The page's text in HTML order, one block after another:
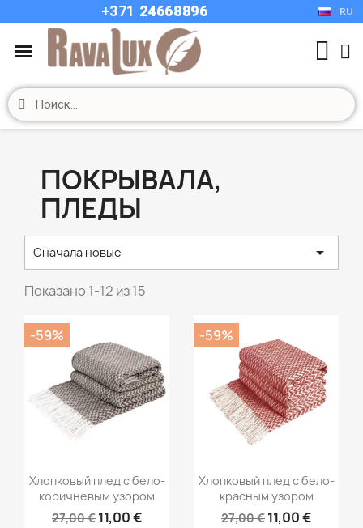
+371 24668896 RU
ПОКРЫВАЛА,
ПЛЕДЫ
Сначала новые 
Показано 1-12 из 15
Хлопковый плед с бело-
коричневым узором
27,00 € 11,00 €
-59%
Хлопковый плед с бело-
красным узором
27,00 € 11,00 €
-59%